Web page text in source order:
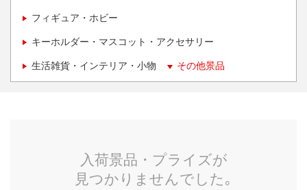
フィギュア・ホビー
キーホルダー・マスコット・アクセサリー
生活雑貨・インテリア・小物 その他景品